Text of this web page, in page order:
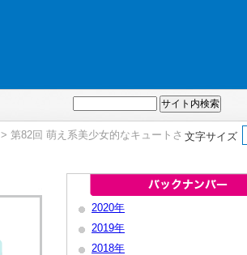
文字サイズ
> 第82回 萌え系美少女的なキュートさ
2020年
2019年
2018年